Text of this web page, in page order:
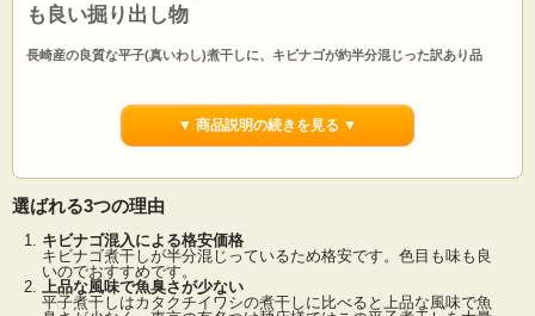
も良い掘り出し物
長崎産の良質な平子(真いわし)煮干しに、キビナゴが約半分混じった訳あり品
めです。キビナゴ煮干しが半分混じっているため格安です。色目も味も良いので
おすすめです!箱により混じり方にばらつきがございます、あらかじめご了承くだ
さい。※原料箱での販売となります。他の煮干し、エビ・カニの混入の可能性も
ます。
平子煮干し(キビナゴ混じり：長崎) 8kgは、長崎産の良質な平子(真いわし)の煮干
しにキビナゴが約半分くらい混ざった煮干しです。小さめな煮干しで香りもとて
も良く美味しい煮干しです。当社の平子煮干し(キビナゴ混じり：長崎)は出荷直前
まで冷凍保存ですので、常温で保管されているものに比べ香りの抜けがなく美味
しい出汁が取れます。
▼ 商品説明の続きを見る ▼
選ばれる3つの理由
キビナゴ混入による格安価格
キビナゴ煮干しが半分混じっているため格安です。色目も味も良
いのでおすすめです。
上品な風味で魚臭さが少ない
平子煮干しはカタクチイワシの煮干しに比べると上品な風味で魚